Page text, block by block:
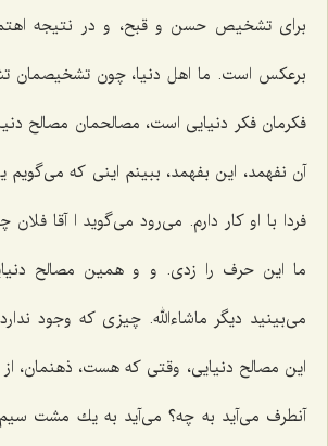
برای تشخیص حسن و قبح، و در نتیجه
برعكس است. ما اهل دنیا، چون تشخیصمان
فكرمان فكر دنیایی است، مصالحمان مصالح
آن نفهمد، این بفهمد، ببینم اینی كه می‌گویم
فردا با او كار دارم. می‌رود می‌گوید ا آقا
ما این حرف را زدی. و و همین مصالح
می‌بینید دیگر ماشاءالله. چیزی كه وجود
این مصالح دنیایی، وقتی كه هست، ذهنمان،
آنطرف می‌آید به چه؟ می‌آید به یك مشت